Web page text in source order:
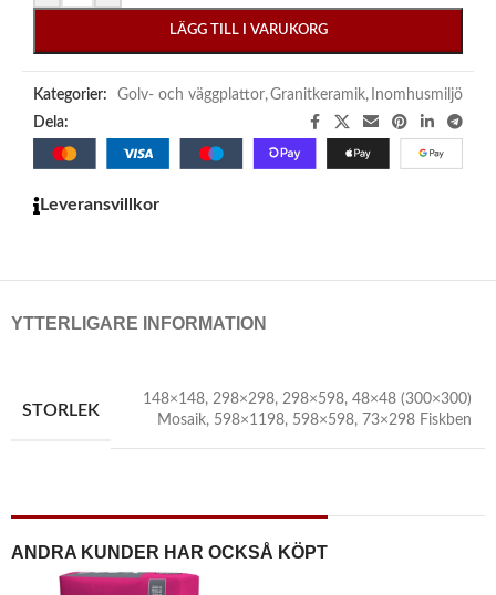
LÄGG TILL I VARUKORG
Kategorier: Golv- och väggplattor,Granitkeramik, Inomhusmiljö
Dela:
Leveransvillkor
YTTERLIGARE INFORMATION
STORLEK
148×148, 298×298, 298×598, 48×48 (300×300)
Mosaik, 598×1198, 598×598, 73×298 Fiskben
ANDRA KUNDER HAR OCKSÅ KÖPT